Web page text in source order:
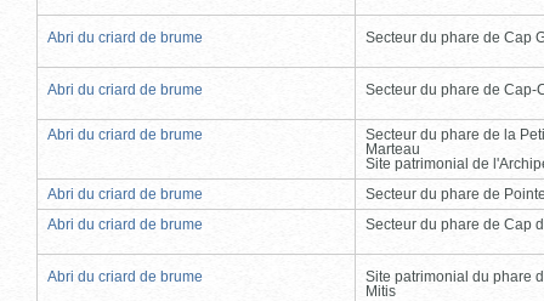
Abri du criard de brume Secteur du phare de Cap
Abri du criard de brume Secteur du phare de Cap-
Abri du criard de brume
Secteur du phare de la
Marteau
Site patrimonial de
Abri du criard de brume
Secteur du phare de
Abri du criard de brume
Secteur du phare de Cap
Abri du criard de brume
Site patrimonial du phare
Mitis